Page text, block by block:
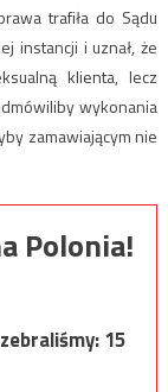
trafiła do Sądu
instancji i uznał, że
klienta, lecz
wykonania
zamawiającym nie
Polonia!
15